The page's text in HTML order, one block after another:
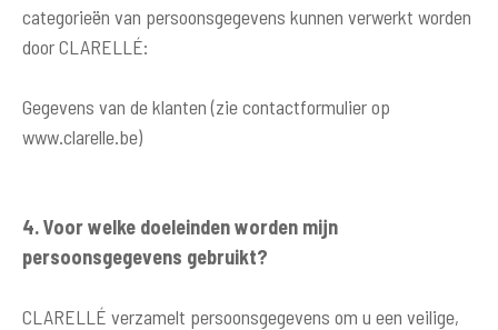
categorieën van persoonsgegevens kunnen verwerkt worden
door CLARELLÉ:
Gegevens van de klanten (zie contactformulier op
www.clarelle.be)
4. Voor welke doeleinden worden mijn
persoonsgegevens gebruikt?
CLARELLÉ verzamelt persoonsgegevens om u een veilige,